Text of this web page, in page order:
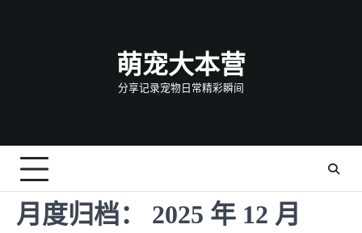
萌宠大本营
分享记录宠物日常精彩瞬间
月度归档： 2025 年 12 月